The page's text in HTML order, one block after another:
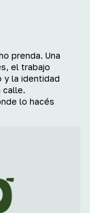
prenda. Una
el trabajo
y la identidad
calle.
lo hacés